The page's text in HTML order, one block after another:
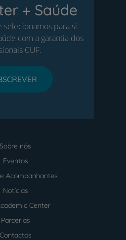
+ Saúde
selecionamos para si
com a garantia dos
CUF.
Sobre nós
Eventos
Acompanhantes
Notícias
Center
Parcerias
Contactos